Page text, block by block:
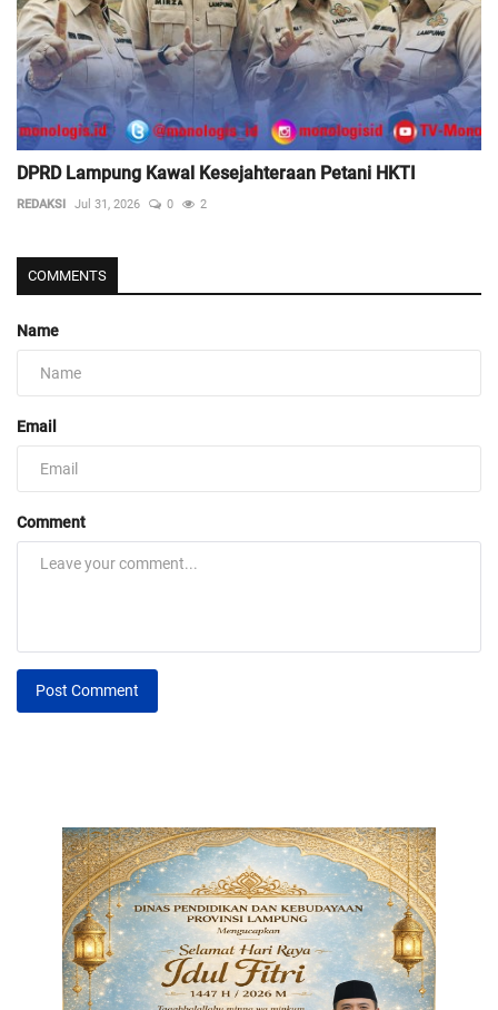
DPRD Lampung Kawal Kesejahteraan Petani HKTI
REDAKSI Jul 31, 2026 0 2
COMMENTS
Name
Email
Comment
Post Comment